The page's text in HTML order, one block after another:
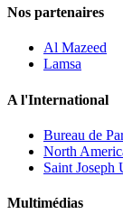
Nos partenaires
Al Mazeed
Lamsa
A l'International
Bureau de
North
Saint
Multimédias